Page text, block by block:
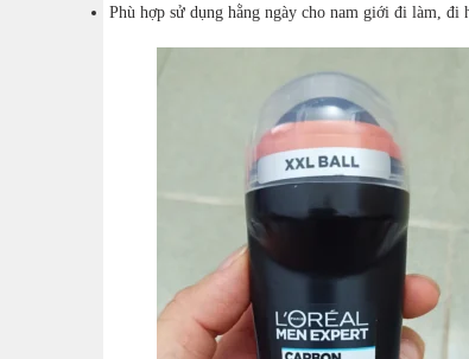
Phù hợp sử dụng hằng ngày cho nam giới đi làm, đi